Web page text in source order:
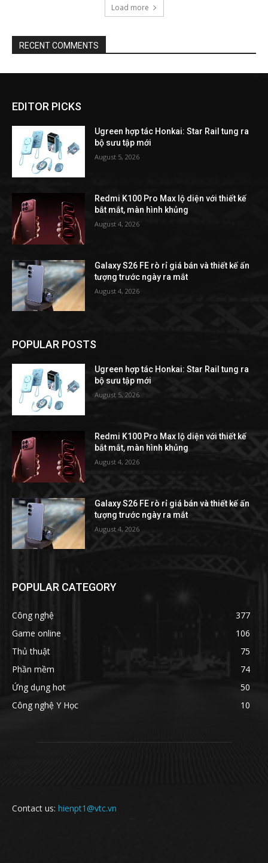
Load more
RECENT COMMENTS
EDITOR PICKS
Ugreen hợp tác Honkai: Star Rail tung ra
bộ sưu tập mới
August 5, 2026
Redmi K100 Pro Max lộ diện với thiết kế
bắt mắt, màn hình khủng
August 4, 2026
Galaxy S26 FE rò rỉ giá bán và thiết kế ấn
tượng trước ngày ra mắt
August 4, 2026
POPULAR POSTS
Ugreen hợp tác Honkai: Star Rail tung ra
bộ sưu tập mới
August 5, 2026
Redmi K100 Pro Max lộ diện với thiết kế
bắt mắt, màn hình khủng
August 4, 2026
Galaxy S26 FE rò rỉ giá bán và thiết kế ấn
tượng trước ngày ra mắt
August 4, 2026
POPULAR CATEGORY
Công nghệ
377
Game online
106
Thủ thuật
75
Phần mềm
74
Ứng dụng hot
50
Công nghệ Y Học
10
Contact us: hienpt1@vtc.vn